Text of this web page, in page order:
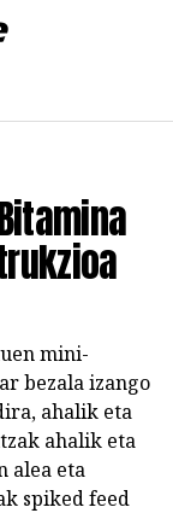
mini-
bezala izango
ahalik eta
ahalik eta
alea eta
spiked feed